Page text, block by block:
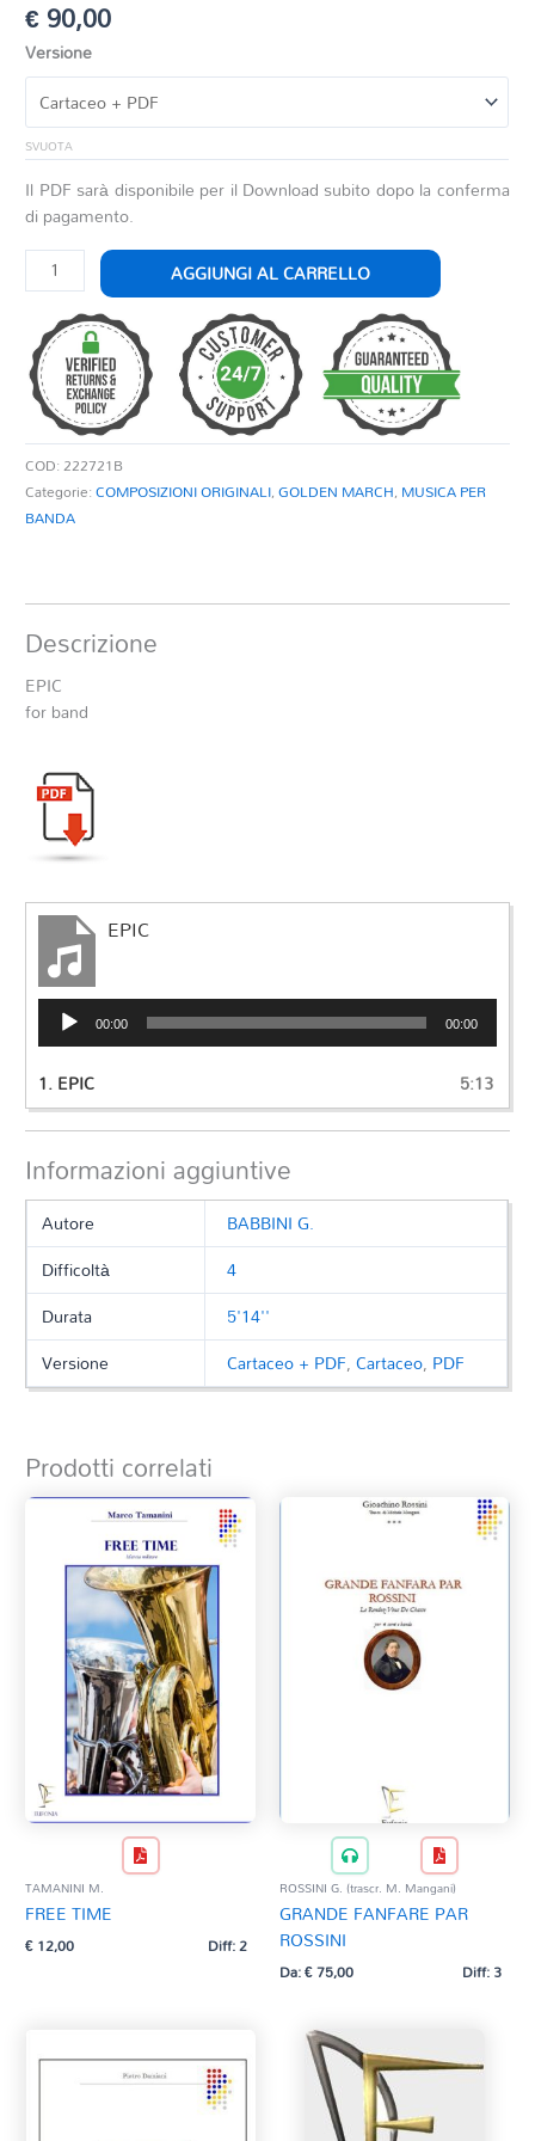
€90,00
Versione
SVUOTA
Il PDF sarà disponibile per il Download subito dopo la conferma
di pagamento.
EPIC
quantità
AGGIUNGI AL CARRELLO
COD:222721B
Categorie:COMPOSIZIONI ORIGINALI,GOLDEN MARCH, MUSICA PER
BANDA
Descrizione
EPIC
for band
EPIC
Audio
Player 00:00 00:00
1.EPIC 5:13
Informazioni aggiuntive
Autore
BABBINI G.
Difficoltà
4
Durata
5'14''
Versione
Cartaceo + PDF,Cartaceo, PDF
Prodotti correlati
TAMANINI M.
FREE TIME
€12,00 Diff: 2
ROSSINI G. (trascr. M. Mangani)
GRANDE FANFARE PAR
ROSSINI
Da:€75,00 Diff: 3